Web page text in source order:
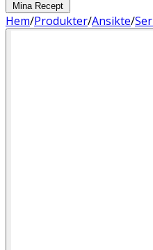
Mina Recept
Hem/Produkter/Ansikte/